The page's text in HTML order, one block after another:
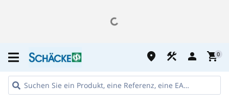
place construction person shopping_cart0